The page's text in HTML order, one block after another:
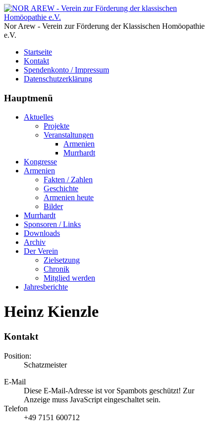
Nor Arew - Verein zur Förderung der Klassischen Homöopathie
e.V.
Startseite
Kontakt
Spendenkonto / Impressum
Datenschutzerklärung
Hauptmenü
Aktuelles
Projekte
Veranstaltungen
Armenien
Murrhardt
Kongresse
Armenien
Fakten / Zahlen
Geschichte
Armenien heute
Bilder
Murrhardt
Sponsoren / Links
Downloads
Archiv
Der Verein
Zielsetzung
Chronik
Mitglied werden
Jahresberichte
Heinz Kienzle
Kontakt
Position:
Schatzmeister
E-Mail
Diese E-Mail-Adresse ist vor Spambots geschützt! Zur
Anzeige muss JavaScript eingeschaltet sein.
Telefon
+49 7151 600712